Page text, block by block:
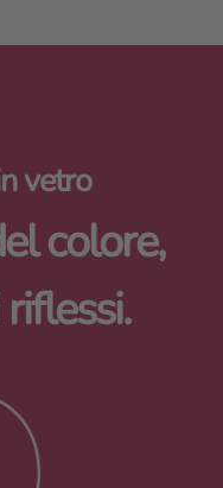
vetro
colore,